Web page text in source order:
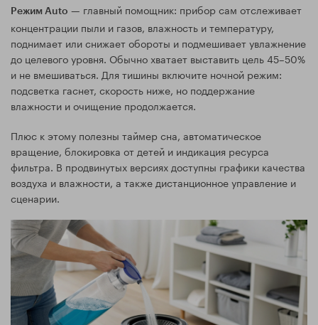
Режим Auto — главный помощник: прибор сам отслеживает
концентрации пыли и газов, влажность и температуру,
поднимает или снижает обороты и подмешивает увлажнение
до целевого уровня. Обычно хватает выставить цель 45–50%
и не вмешиваться. Для тишины включите ночной режим:
подсветка гаснет, скорость ниже, но поддержание
влажности и очищение продолжается.
Плюс к этому полезны таймер сна, автоматическое
вращение, блокировка от детей и индикация ресурса
фильтра. В продвинутых версиях доступны графики качества
воздуха и влажности, а также дистанционное управление и
сценарии.